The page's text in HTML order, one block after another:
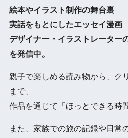
絵本やイラスト制作の舞台裏
実話をもとにしたエッセイ漫画
デザイナー・イラストレーター
を発信中。
親子で楽しめる読み物から、ク
まで、
作品を通じて「ほっとできる時
また、家族での旅の記録や日常